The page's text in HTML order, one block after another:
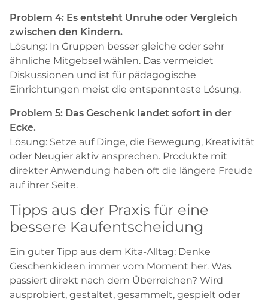
Problem 4: Es entsteht Unruhe oder Vergleich
zwischen den Kindern.
Lösung: In Gruppen besser gleiche oder sehr
ähnliche Mitgebsel wählen. Das vermeidet
Diskussionen und ist für pädagogische
Einrichtungen meist die entspannteste Lösung.
Problem 5: Das Geschenk landet sofort in der
Ecke.
Lösung: Setze auf Dinge, die Bewegung, Kreativität
oder Neugier aktiv ansprechen. Produkte mit
direkter Anwendung haben oft die längere Freude
auf ihrer Seite.
Tipps aus der Praxis für eine
bessere Kaufentscheidung
Ein guter Tipp aus dem Kita-Alltag: Denke
Geschenkideen immer vom Moment her. Was
passiert direkt nach dem Überreichen? Wird
ausprobiert, gestaltet, gesammelt, gespielt oder